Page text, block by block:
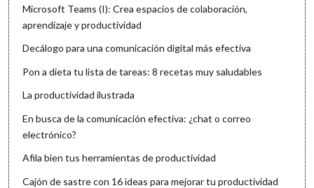
Microsoft Teams (I): Crea espacios de colaboración,
aprendizaje y productividad
Decálogo para una comunicación digital más efectiva
Pon a dieta tu lista de tareas: 8 recetas muy saludables
La productividad ilustrada
En busca de la comunicación efectiva: ¿chat o correo
electrónico?
Afila bien tus herramientas de productividad
Cajón de sastre con 16 ideas para mejorar tu productividad